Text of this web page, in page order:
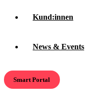
Kund:innen
News & Events
Smart Portal